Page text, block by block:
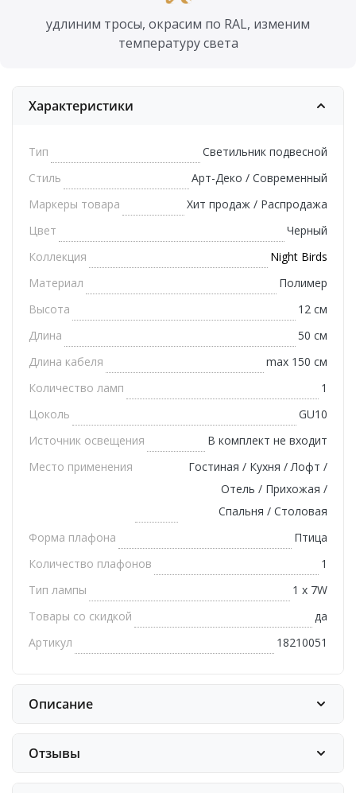
удлиним тросы, окрасим по RAL, изменим
температуру света
Характеристики
Тип
Светильник подвесной
Стиль
Арт-Деко / Современный
Маркеры товара
Хит продаж / Распродажа
Цвет
Черный
Коллекция
Night Birds
Материал
Полимер
Высота
12 см
Длина
50 см
Длина кабеля
max 150 см
Количество ламп
1
Цоколь
GU10
Источник освещения
В комплект не входит
Место применения
Гостиная / Кухня / Лофт /
Отель / Прихожая /
Спальня / Столовая
Форма плафона
Птица
Количество плафонов
1
Тип лампы
1 х 7W
Товары со скидкой
да
Артикул
18210051
Описание
Отзывы